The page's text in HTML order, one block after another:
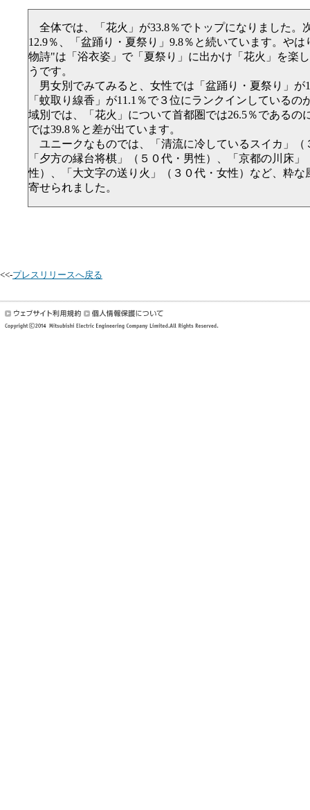
全体では、「花火」が33.8％でトップになりました。
12.9％、「盆踊り・夏祭り」9.8％と続いています。や
物詩"は「浴衣姿」で「夏祭り」に出かけ「花火」を楽
うです。
男女別でみてみると、女性では「盆踊り・夏祭り」が
「蚊取り線香」が11.1％で３位にランクインしているの
域別では、「花火」について首都圏では26.5％であるの
では39.8％と差が出ています。
ユニークなものでは、「清流に冷しているスイカ」（
「夕方の縁台将棋」（５０代・男性）、「京都の川床」
性）、「大文字の送り火」（３０代・女性）など、粋な
寄せられました。
<<-プレスリリースへ戻る